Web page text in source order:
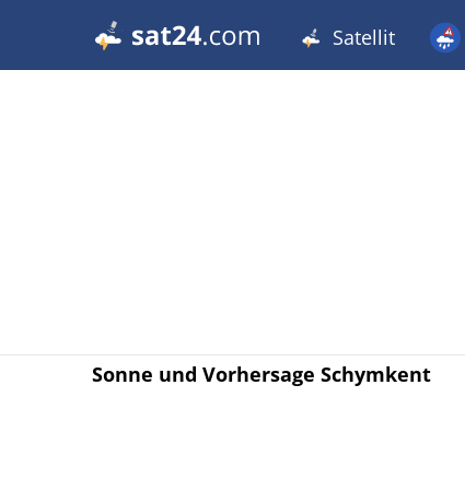
Satellit
Sonne und Vorhersage Schymkent